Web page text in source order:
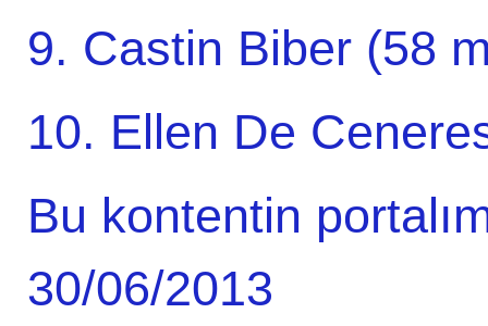
9. Castin Biber (58
10. Ellen De
Bu kontentin
30/06/2013